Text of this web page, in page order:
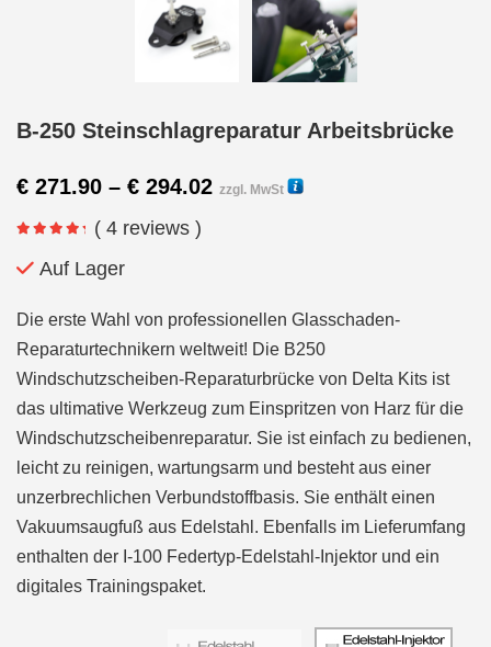
B-250 Steinschlagreparatur Arbeitsbrücke
€ 271.90 – € 294.02 Preisspanne:
zzgl. MwSt
( 4 reviews )
Auf Lager
Die erste Wahl von professionellen Glasschaden-
Reparaturtechnikern weltweit! Die B250
Windschutzscheiben-Reparaturbrücke von Delta Kits ist
das ultimative Werkzeug zum Einspritzen von Harz für die
Windschutzscheibenreparatur. Sie ist einfach zu bedienen,
leicht zu reinigen, wartungsarm und besteht aus einer
unzerbrechlichen Verbundstoffbasis. Sie enthält einen
Vakuumsaugfuß aus Edelstahl. Ebenfalls im Lieferumfang
enthalten der I-100 Federtyp-Edelstahl-Injektor und ein
digitales Trainingspaket.